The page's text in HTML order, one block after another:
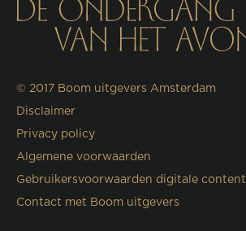
© 2017 Boom uitgevers Amsterdam
Disclaimer
Privacy policy
Algemene voorwaarden
Gebruikersvoorwaarden digitale content
Contact met Boom uitgevers